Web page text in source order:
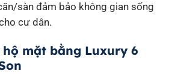
sàn đảm bảo không gian sống
cư dân.
mặt bằng Luxury 6